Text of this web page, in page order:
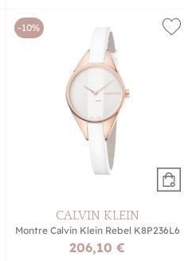
-10%
CALVIN KLEIN
Montre Calvin Klein Rebel K8P236L6
206,10 €